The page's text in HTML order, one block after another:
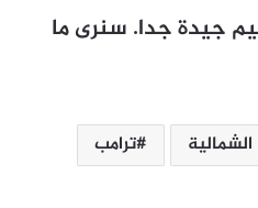
جيدة جدا. سنرى ما
ترامب